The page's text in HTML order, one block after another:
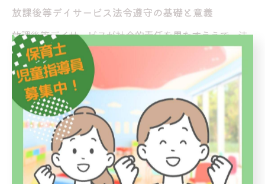
放課後等デイサービス法令遵守の基礎と意義
放課後等デイサービスが社会的責任を果たすうえで、法
令遵守は最も基本かつ重要な土台です。法令遵守とは、
国や自治体が定める児童福祉法や障害福祉サービスの指
定基準など、関連する法律・ガイドラインを正しく理解
し、日々の運営に反映させることを指します。これを怠
ると、サービスの質低下や監査時の指摘、場合によって
は事業停止など重大なリスクにつながります。
例えば、職員体制や施設基準、記録管理など、細かな運